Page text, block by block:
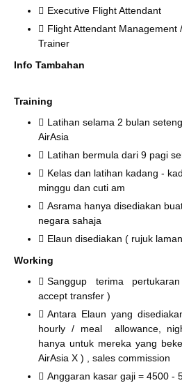
Executive Flight Attendant
Flight Attendant Management
Trainer
Info Tambahan
Training
Latihan selama 2 bulan
AirAsia
Latihan bermula dari 9 pagi
Kelas dan latihan kadang -
minggu dan cuti am
Asrama hanya disediakan
negara sahaja
Elaun disediakan ( rujuk
Working
Sanggup terima
accept transfer )
Antara Elaun yang
hourly / meal allowance,
hanya untuk mereka yang
AirAsia X ) , sales commission
Anggaran kasar gaji = 4500 -